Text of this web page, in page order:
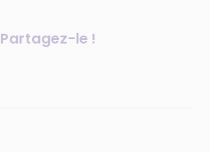
Partagez-le !